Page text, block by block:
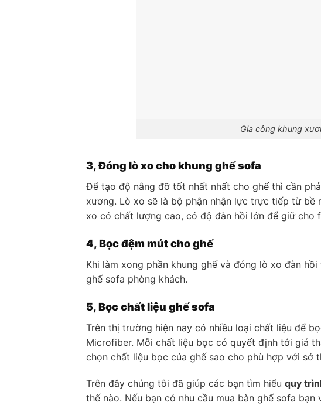
Gia công khung
3, Đóng lò xo cho khung ghế sofa
Để tạo độ nâng đỡ tốt nhất nhất cho ghế thì cần
xương. Lò xo sẽ là bộ phận nhận lực trực tiếp từ
xo có chất lượng cao, có độ đàn hồi lớn để giữ cho
4, Bọc đệm mút cho ghế
Khi làm xong phần khung ghế và đóng lò xo đàn
ghế sofa phòng khách.
5, Bọc chất liệu ghế sofa
Trên thị trường hiện nay có nhiều loại chất liệu để
Microfiber. Mỗi chất liệu bọc có quyết định tới giá
chọn chất liệu bọc của ghế sao cho phù hợp với sở
Trên đây chúng tôi đã giúp các bạn tìm hiểu quy
thế nào. Nếu bạn có nhu cầu mua bàn ghế sofa